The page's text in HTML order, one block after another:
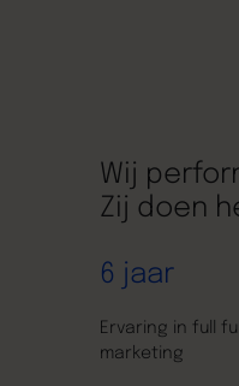
Wij
Zij doen
6 jaar
Ervaring in full
marketing